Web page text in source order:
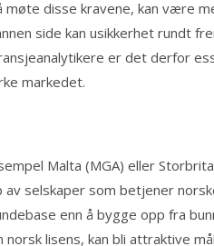
disse kravene, kan være
side kan usikkerhet rundt
er det derfor
markedet.
Malta (MGA) eller
selskaper som betjener
enn å bygge opp fra
lisens, kan bli attraktive